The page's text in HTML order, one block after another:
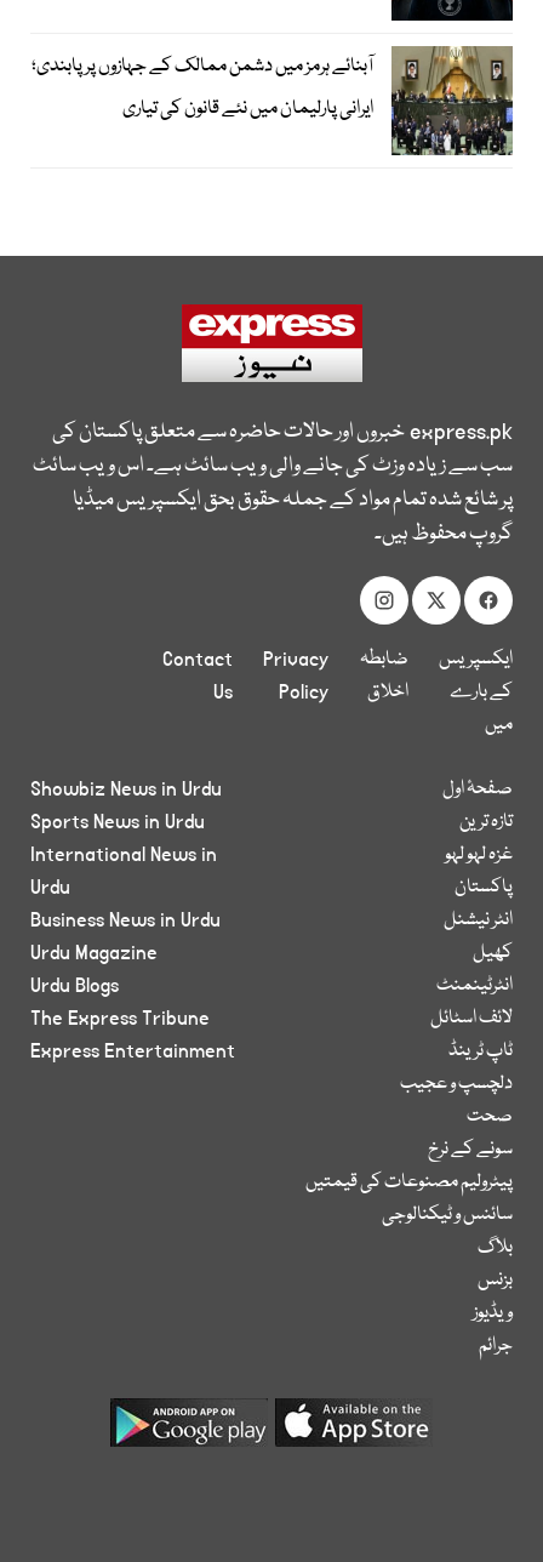
آبنائے ہرمز میں دشمن ممالک کے جہازوں پر پابندی؛
ایرانی پارلیمان میں نئے قانون کی تیاری
express.pkخبروں اور حالات حاضرہ سے متعلق پاکستان کی
سب سے زیادہ وزٹ کی جانے والی ویب سائٹ ہے۔ اس ویب سائٹ
پر شائع شدہ تمام مواد کے جملہ حقوق بحق ایکسپریس میڈیا
گروپ محفوظ ہیں۔
ایکسپریس
کے بارے
میں
ضابطہ
اخلاق
Privacy
Policy
Contact
Us
صفحۂ اول
تازہ ترین
غزہ لہو لہو
پاکستان
انٹر نیشنل
کھیل
انٹرٹینمنٹ
لائف اسٹائل
ٹاپ ٹرینڈ
دلچسپ و عجیب
صحت
سونے کے نرخ
پیٹرولیم مصنوعات کی قیمتیں
سائنس و ٹیکنالوجی
بلاگ
بزنس
ویڈیوز
جرائم
Showbiz News in Urdu
Sports News in Urdu
International News in
Urdu
Business News in Urdu
Urdu Magazine
Urdu Blogs
The Express Tribune
Express Entertainment